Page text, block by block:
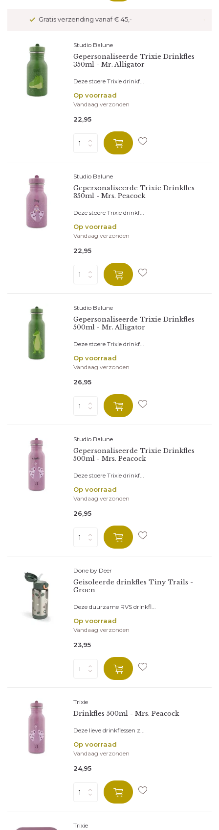
Veilig betalen met kopersbescherming
Studio Balune
Gepersonaliseerde Trixie Drinkfles
350ml - Mr. Alligator
Deze stoere Trixie drinkf...
Op voorraad
Vandaag verzonden
22,95
Studio Balune
Gepersonaliseerde Trixie Drinkfles
350ml - Mrs. Peacock
Deze stoere Trixie drinkf...
Op voorraad
Vandaag verzonden
22,95
Studio Balune
Gepersonaliseerde Trixie Drinkfles
500ml - Mr. Alligator
Deze stoere Trixie drinkf...
Op voorraad
Vandaag verzonden
26,95
Studio Balune
Gepersonaliseerde Trixie Drinkfles
500ml - Mrs. Peacock
Deze stoere Trixie drinkf...
Op voorraad
Vandaag verzonden
26,95
Done by Deer
Geisoleerde drinkfles Tiny Trails -
Groen
Deze duurzame RVS drinkfl...
Op voorraad
Vandaag verzonden
23,95
Trixie
Drinkfles 500ml - Mrs. Peacock
Deze lieve drinkflessen z...
Op voorraad
Vandaag verzonden
24,95
Trixie